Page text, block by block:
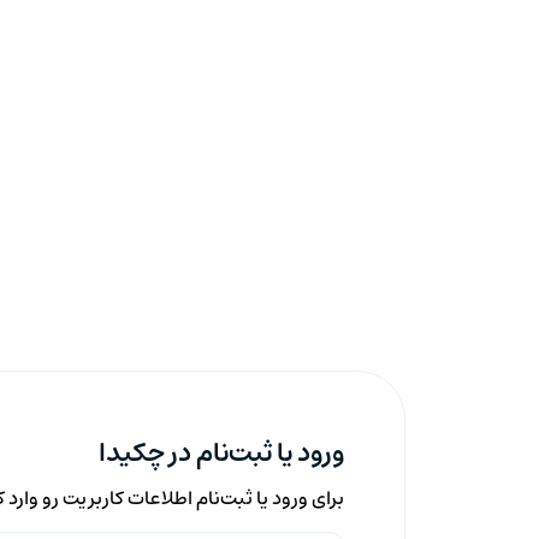
ورود یا ثبت‌نام در چکیدا
برای ورود یا ثبت‌نام اطلاعات کاربریت رو